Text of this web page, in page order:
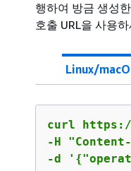
행하여 방금 생성
호출 URL을 사용
Linux/
curl
-H
-d ' {